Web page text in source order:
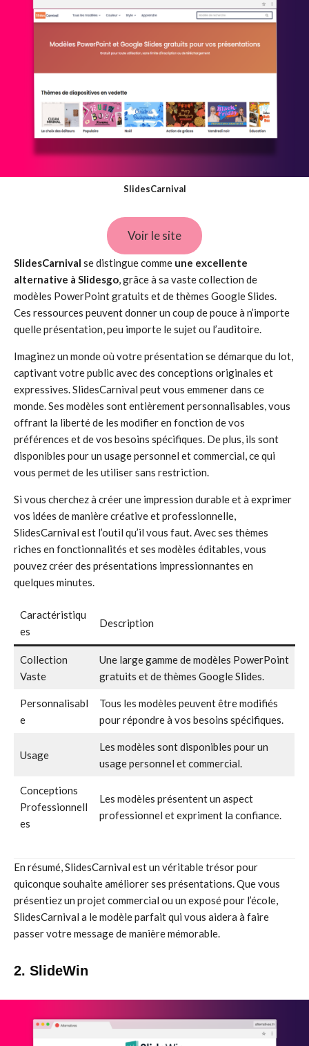
SlidesCarnival
Voir le site
SlidesCarnival se distingue comme une excellente
alternative à Slidesgo, grâce à sa vaste collection de
modèles PowerPoint gratuits et de thèmes Google Slides.
Ces ressources peuvent donner un coup de pouce à n’importe
quelle présentation, peu importe le sujet ou l’auditoire.
Imaginez un monde où votre présentation se démarque du lot,
captivant votre public avec des conceptions originales et
expressives. SlidesCarnival peut vous emmener dans ce
monde. Ses modèles sont entièrement personnalisables, vous
offrant la liberté de les modifier en fonction de vos
préférences et de vos besoins spécifiques. De plus, ils sont
disponibles pour un usage personnel et commercial, ce qui
vous permet de les utiliser sans restriction.
Si vous cherchez à créer une impression durable et à exprimer
vos idées de manière créative et professionnelle,
SlidesCarnival est l’outil qu’il vous faut. Avec ses thèmes
riches en fonctionnalités et ses modèles éditables, vous
pouvez créer des présentations impressionnantes en
quelques minutes.
Caractéristiqu
es
Description
Collection
Vaste
Une large gamme de modèles PowerPoint
gratuits et de thèmes Google Slides.
Personnalisabl
e
Tous les modèles peuvent être modifiés
pour répondre à vos besoins spécifiques.
Usage
Les modèles sont disponibles pour un
usage personnel et commercial.
Conceptions
Professionnell
es
Les modèles présentent un aspect
professionnel et expriment la confiance.
En résumé, SlidesCarnival est un véritable trésor pour
quiconque souhaite améliorer ses présentations. Que vous
présentiez un projet commercial ou un exposé pour l’école,
SlidesCarnival a le modèle parfait qui vous aidera à faire
passer votre message de manière mémorable.
2. SlideWin